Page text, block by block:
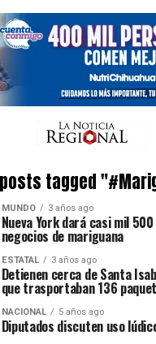
tagged
MUNDO 3 años ago
Nueva York dará casi mil
negocios de mariguana
ESTATAL 3 años ago
Detienen cerca de Santa
que trasportaban 136
NACIONAL 5 años ago
Diputados discuten uso